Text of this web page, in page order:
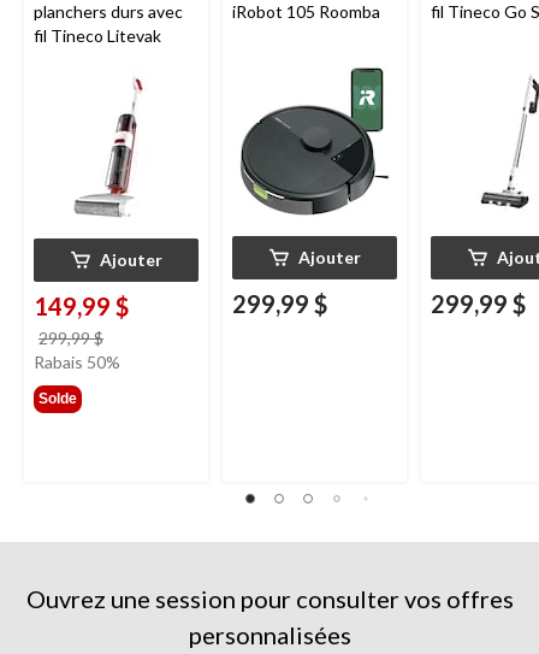
planchers durs avec
fil Tineco Litevak
Ajouter
149,99 $
299,99 $
était
Rabais 50%
Solde
iRobot 105 Roomba
Ajouter
299,99 $
fil Tineco Go
299,99 $
Ouvrez une session pour consulter vos offres
personnalisées